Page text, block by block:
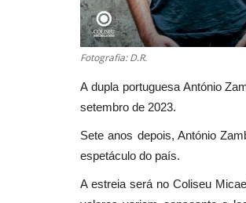
Fotografia: D.R.
A dupla portuguesa António
setembro de 2023.
Sete anos depois, António
espetáculo do país.
A estreia será no Coliseu